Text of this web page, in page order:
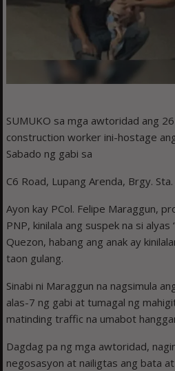
SUMUKO sa mga awtoridad ang
construction worker ini-hostage
Sabado ng gabi sa
C6 Road, Lupang Arenda, Brgy.
Ayon kay PCol. Felipe Maraggun,
PNP, kinilala ang suspek na si alyas
Quezon, habang ang anak ay
taon gulang.
Sinabi ni Maraggun na nagsimula
alas-7 ng gabi at tumagal ng
matinding traffic na umabot
Dagdag pa ng mga awtoridad,
negosasyon at nailigtas ang bata